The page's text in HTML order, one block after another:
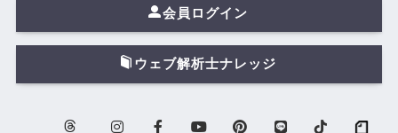
会員ログイン
ウェブ解析士ナレッジ